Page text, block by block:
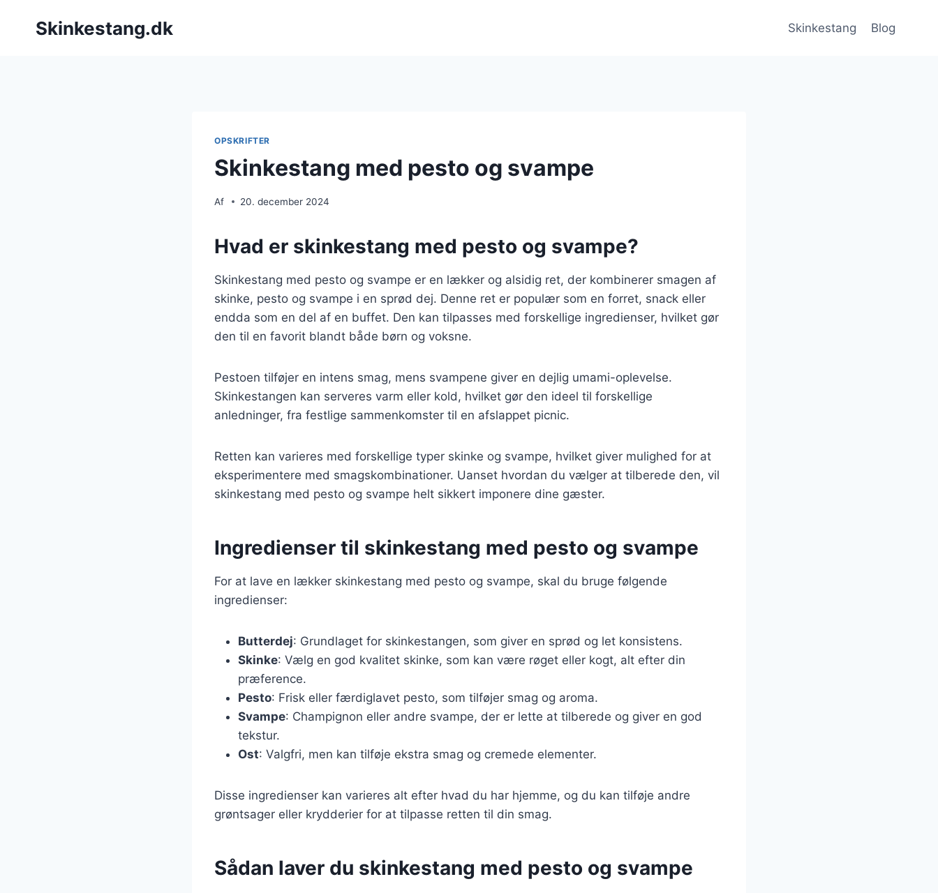
Skinkestang.dk Skinkestang Blog
OPSKRIFTER
Skinkestang med pesto og svampe
Af 20. december 2024
Hvad er skinkestang med pesto og svampe?
Skinkestang med pesto og svampe er en lækker og alsidig ret, der kombinerer smagen af
skinke, pesto og svampe i en sprød dej. Denne ret er populær som en forret, snack eller
endda som en del af en buffet. Den kan tilpasses med forskellige ingredienser, hvilket gør
den til en favorit blandt både børn og voksne.
Pestoen tilføjer en intens smag, mens svampene giver en dejlig umami-oplevelse.
Skinkestangen kan serveres varm eller kold, hvilket gør den ideel til forskellige
anledninger, fra festlige sammenkomster til en afslappet picnic.
Retten kan varieres med forskellige typer skinke og svampe, hvilket giver mulighed for at
eksperimentere med smagskombinationer. Uanset hvordan du vælger at tilberede den, vil
skinkestang med pesto og svampe helt sikkert imponere dine gæster.
Ingredienser til skinkestang med pesto og svampe
For at lave en lækker skinkestang med pesto og svampe, skal du bruge følgende
ingredienser:
Butterdej: Grundlaget for skinkestangen, som giver en sprød og let konsistens.
Skinke: Vælg en god kvalitet skinke, som kan være røget eller kogt, alt efter din
præference.
Pesto: Frisk eller færdiglavet pesto, som tilføjer smag og aroma.
Svampe: Champignon eller andre svampe, der er lette at tilberede og giver en god
tekstur.
Ost: Valgfri, men kan tilføje ekstra smag og cremede elementer.
Disse ingredienser kan varieres alt efter hvad du har hjemme, og du kan tilføje andre
grøntsager eller krydderier for at tilpasse retten til din smag.
Sådan laver du skinkestang med pesto og svampe